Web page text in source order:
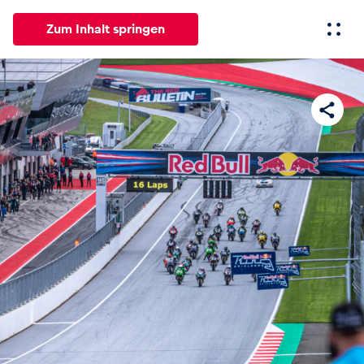
Zum Inhalt springen
Alle News Events Erlebnisse Seiten
News
Alle anzeigen
Events
Alle anzeigen